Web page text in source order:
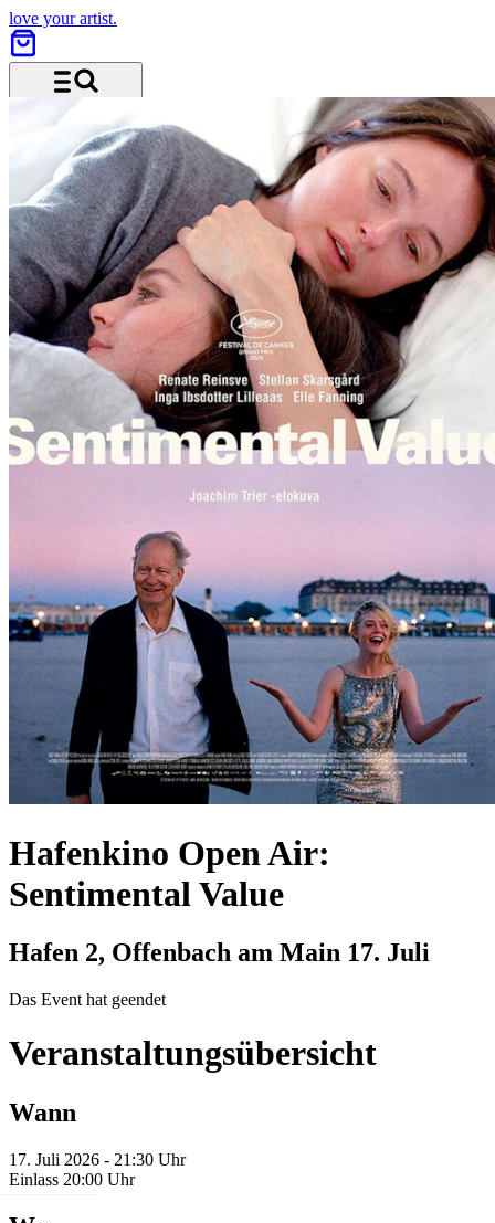
love your artist.
Menü und Suche
Hafenkino Open Air:
Sentimental Value
Hafen 2, Offenbach am Main 17. Juli
Das Event hat geendet
Veranstaltungsübersicht
Wann
17. Juli 2026 - 21:30 Uhr
Einlass 20:00 Uhr